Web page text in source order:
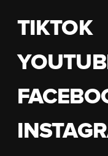
TIKTOK